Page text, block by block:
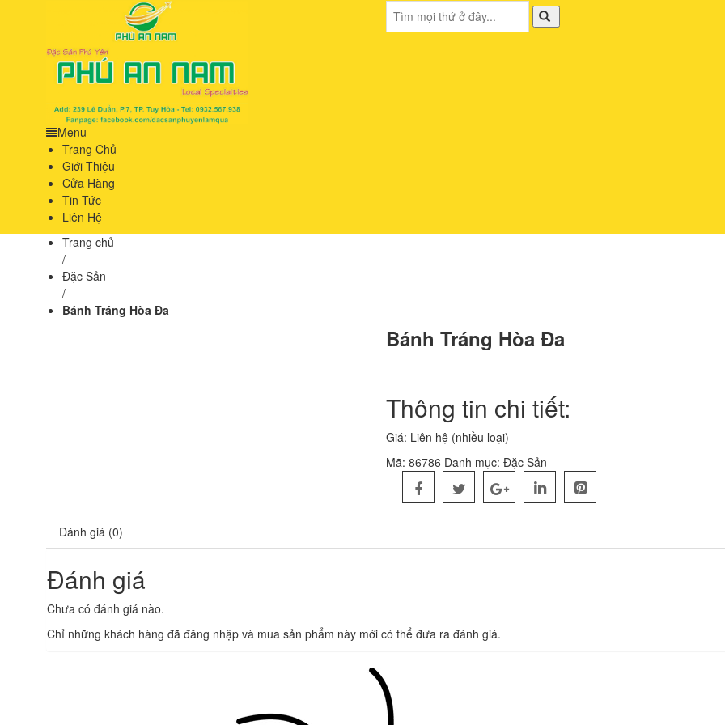
Menu
Trang Chủ
Giới Thiệu
Cửa Hàng
Tin Tức
Liên Hệ
Trang chủ
/
Đặc Sản
/
Bánh Tráng Hòa Đa
Bánh Tráng Hòa Đa
Thông tin chi tiết:
Giá: Liên hệ (nhiều loại)
Mã: 86786 Danh mục: Đặc Sản
Đánh giá (0)
Đánh giá
Chưa có đánh giá nào.
Chỉ những khách hàng đã đăng nhập và mua sản phẩm này mới có thể đưa ra đánh giá.